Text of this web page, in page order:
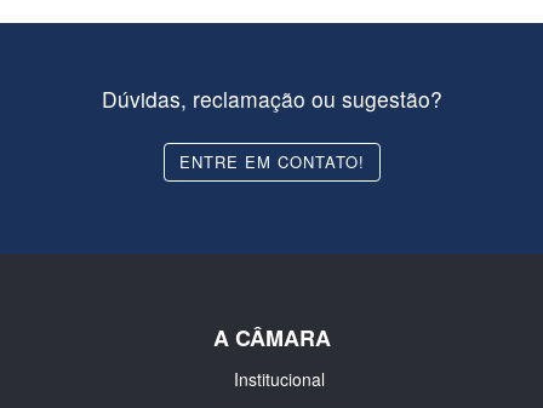
Dúvidas, reclamação ou sugestão?
ENTRE EM CONTATO!
A CÂMARA
Institucional